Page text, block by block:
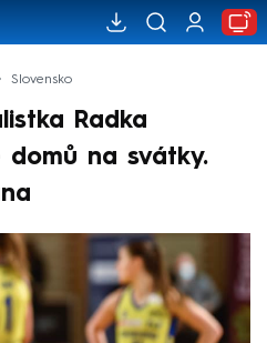
Slovensko
Radka
na svátky.